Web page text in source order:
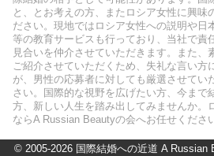
と、とお考えの方、またロシア女性に興味
ださい。現地ではロシア女性への説明や日
等の教育サービスも行っており、当社で責
見合いを仲介させていただきます。また、
ご紹介させていただくため、失礼な言い方
が、男性の応募者に対しても厳選させてい
さい。国際的な視野を広げたい方、今まで
方、新しい人生を踏み出してみませんか。
ならA Russian Beautyの会へお任せくださ
© 2005-2026 国際結婚への近道 A Russian